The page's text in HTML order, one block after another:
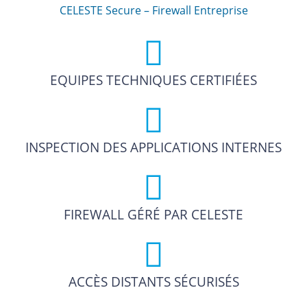
CELESTE Secure – Firewall Entreprise
EQUIPES TECHNIQUES CERTIFIÉES
INSPECTION DES APPLICATIONS INTERNES
FIREWALL GÉRÉ PAR CELESTE
ACCÈS DISTANTS SÉCURISÉS